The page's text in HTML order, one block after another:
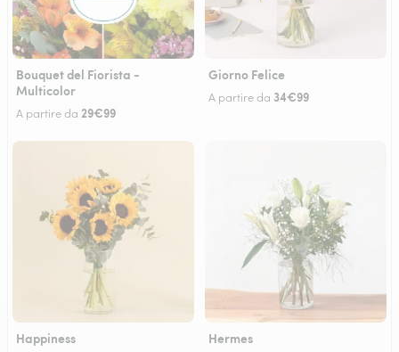
Bouquet del Fiorista -
Multicolor
A partire da 29€99
Giorno Felice
A partire da 34€99
Happiness Hermes